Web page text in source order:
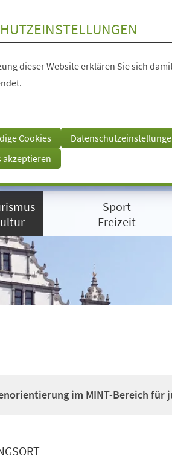
dieser Website erklären Sie sich
Cookies
akzeptieren
Sport
Freizeit
im MINT-Bereich für